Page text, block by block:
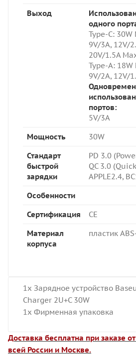
Выход
одного
Type-C: 30W
9V/3A, 12V/
20V/1.5A
Type-A: 18W
9V/2A, 12V/
портов:
5V/3A
Мощность
30W
Стандарт
быстрой
зарядки
PD 3.0
QC 3.0
APPLE2.4,
Особенности
Сертификация
CE
Материал
корпуса
пластик
1x Зарядное устройство
Charger 2U+C 30W
1x Фирменная упаковка
Доставка бесплатна при заказе
всей России и Москве.